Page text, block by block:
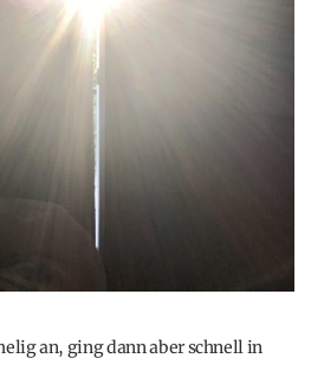
an, ging dann aber schnell in